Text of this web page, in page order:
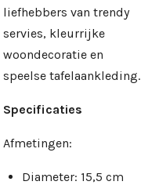
liefhebbers van trendy
servies, kleurrijke
woondecoratie en
speelse tafelaankleding.
Specificaties
Afmetingen:
Diameter: 15,5 cm